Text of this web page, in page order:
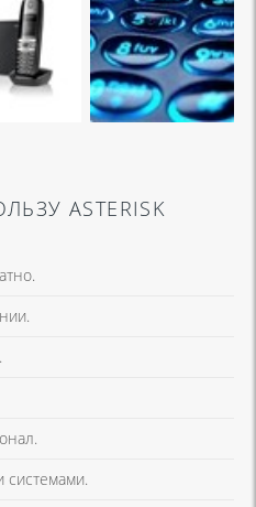
ASTERISK
системами.